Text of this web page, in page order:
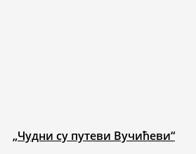
„Чудни су путеви Вучићеви“